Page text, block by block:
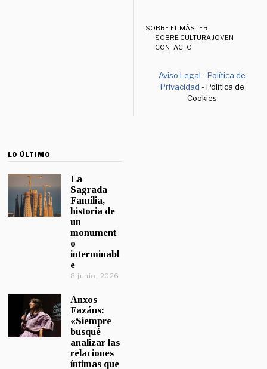
SOBRE EL MÁSTER
SOBRE CULTURA JOVEN
CONTACTO
Aviso Legal -Política de
Privacidad - Política de
Cookies
LO ÚLTIMO
La
Sagrada
Familia,
historia de
un
monument
o
interminabl
e
8 junio, 2026
Anxos
Fazáns:
«Siempre
busqué
analizar las
relaciones
íntimas que